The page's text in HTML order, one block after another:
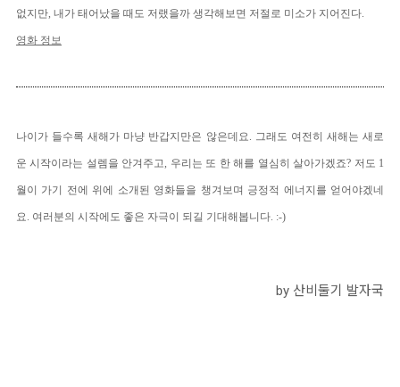
없지만, 내가 태어났을 때도 저랬을까 생각해보면 저절로 미소가 지어진다.
영화 정보
나이가 들수록 새해가 마냥 반갑지만은 않은데요. 그래도 여전히 새해는 새로
운 시작이라는 설렘을 안겨주고, 우리는 또 한 해를 열심히 살아가겠죠? 저도 1
월이 가기 전에 위에 소개된 영화들을 챙겨보며 긍정적 에너지를 얻어야겠네
요. 여러분의 시작에도 좋은 자극이 되길 기대해봅니다. :-)
by 산비둘기 발자국